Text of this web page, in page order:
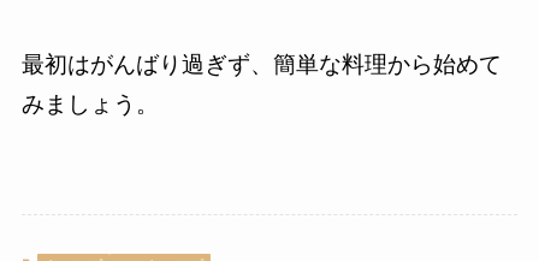
最初はがんばり過ぎず、簡単な料理から始めて
みましょう。